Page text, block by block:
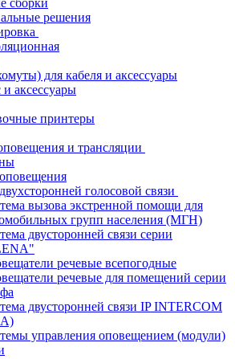
сборки
решения
для кабеля и аксессуары
аксессуары
принтеры
и трансляции
голосовой связи
вызова экстренной помощи для
групп населения (МГН)
двусторонней связи серии
речевые всепогодные
речевые для помещений серии
двусторонней связи IP INTERCOM
управления оповещением (модули)